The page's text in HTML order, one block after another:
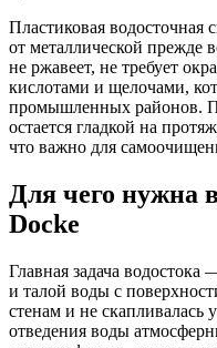
Пластиковая водосточная
от металлической прежде
не ржавеет, не требует
кислотами и щелочами,
промышленных районов.
остается гладкой на
что важно для
Для чего нужна
Docke
Главная задача
и талой воды с
стенам и не скапливалась
отведения воды